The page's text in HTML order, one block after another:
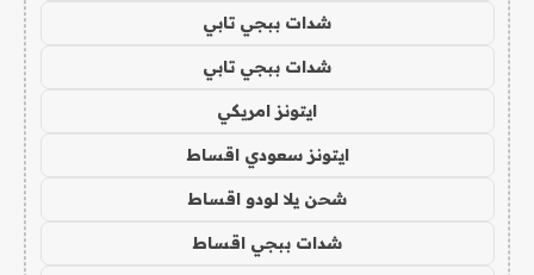
شدات ببجي تابي
شدات ببجي تابي
ايتونز امريكي
ايتونز سعودي اقساط
شحن يلا لودو اقساط
شدات ببجي اقساط